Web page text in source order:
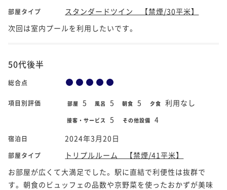
部屋タイプ
スタンダードツイン 【禁煙/30平米】
次回は室内プールを利用したいです。
50代後半
総合点
項目別評価 部屋 5 風呂 5 朝食 5 夕食 利用なし
接客・サービス 5 その他設備 4
宿泊日 2024年3月20日
部屋タイプ
トリプルルーム 【禁煙/41平米】
お部屋が広くて大満足でした。駅に直結で利便性は抜群で
す。朝食のビュッフェの品数や京野菜を使ったおかずが美味